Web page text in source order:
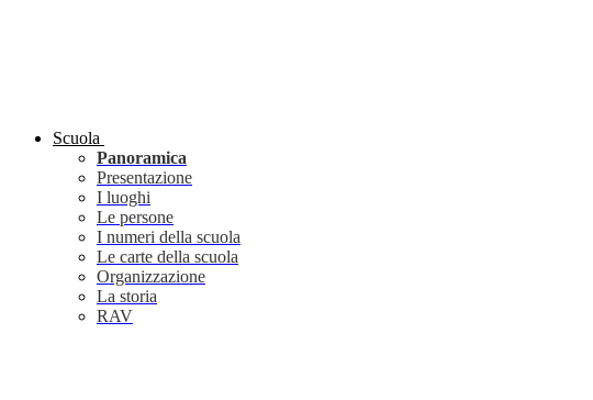
Scuola
Panoramica
Presentazione
I luoghi
Le persone
I numeri della scuola
Le carte della scuola
Organizzazione
La storia
RAV